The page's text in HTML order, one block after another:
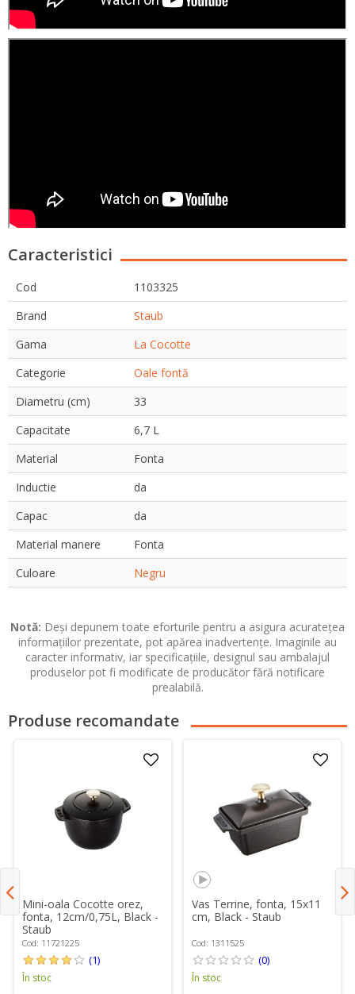
Caracteristici
Cod
1103325
Brand
Staub
Gama
La Cocotte
Categorie
Oale fontă
Diametru (cm)
33
Capacitate
6,7 L
Material
Fonta
Inductie
da
Capac
da
Material manere
Fonta
Culoare
Negru
Notă: Deși depunem toate eforturile pentru a asigura acuratețea
informațiilor prezentate, pot apărea inadvertențe. Imaginile au
caracter informativ, iar specificațiile, designul sau ambalajul
produselor pot fi modificate de producător fără notificare
prealabilă.
Produse recomandate
Mini-oala Cocotte orez,
fonta, 12cm/0,75L, Black -
Staub
Cod: 11721225
(1)
În stoc
Vas Terrine, fonta, 15x11
cm, Black - Staub
Cod: 1311525
(0)
În stoc